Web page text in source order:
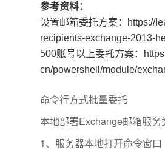
参考资料：
设置邮箱委托方案：https://
recipients-exchange-2013-
500账号以上委托方案：
cn/powershell/module/
命令行方式批量委托
本地部署Exchange邮箱服
1、服务器本地打开命令窗口